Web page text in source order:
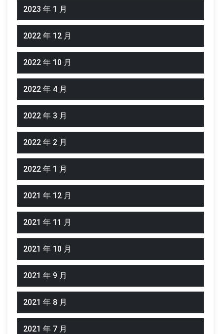
2023 年 1 月
2022 年 12 月
2022 年 10 月
2022 年 4 月
2022 年 3 月
2022 年 2 月
2022 年 1 月
2021 年 12 月
2021 年 11 月
2021 年 10 月
2021 年 9 月
2021 年 8 月
2021 年 7 月